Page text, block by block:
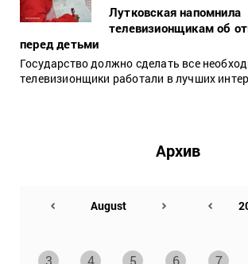
Лутковская напомнила
телевизионщикам об
перед детьми
Государство должно сделать все
телевизионщики работали в лучших
Архив